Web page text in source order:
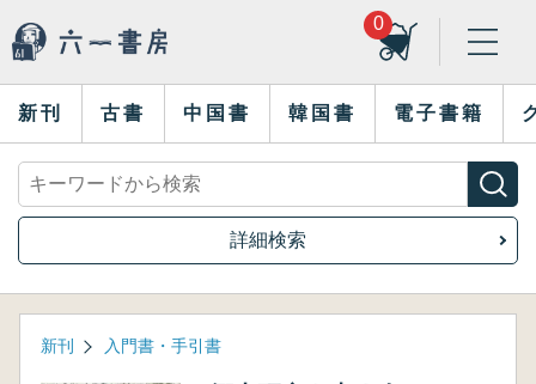
0
新刊 古書 中国書 韓国書 電子書籍
詳細検索
新刊 入門書・手引書